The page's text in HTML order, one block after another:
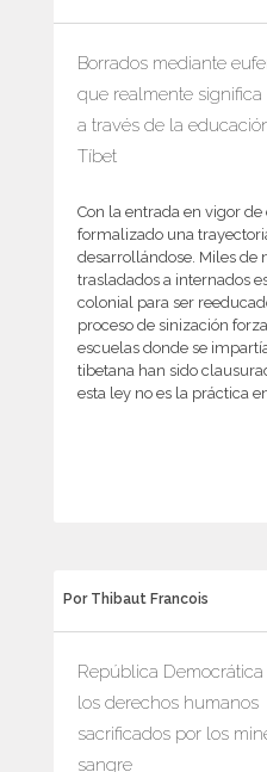
Borrados mediante
que realmente
a través de la
Tíbet
Con la entrada en vigor de
formalizado una
desarrollándose. Miles de
trasladados a internados
colonial para ser
proceso de sinización
escuelas donde se
tibetana han sido
esta ley no es la práctica
Por Thibaut Francois
República
los derechos humanos
sacrificados por los
sangre